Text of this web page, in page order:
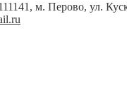
м. Перово, ул.